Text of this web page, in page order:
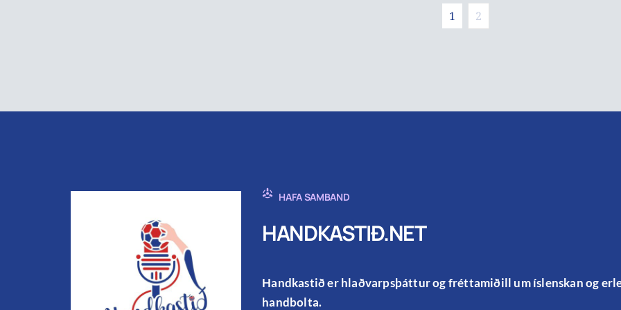
1 2
HAFA SAMBAND
HANDKASTIÐ.NET
Handkastið er hlaðvarpsþáttur og fréttamiðill um íslenskan og
handbolta.